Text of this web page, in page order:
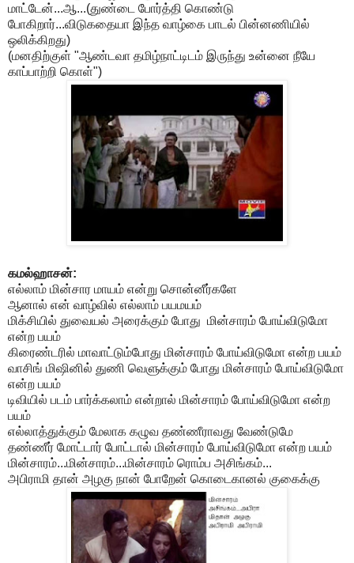
மாட்டேன்...ஆ...(துண்டை போர்த்தி கொண்டு
போகிறார்...விடுகதையா இந்த வாழ்கை பாடல் பின்னணியில்
ஒலிக்கிறது)
(மனதிற்குள் "ஆண்டவா தமிழ்நாட்டிடம் இருந்து உன்னை நீயே
காப்பாற்றி கொள்")
கமல்ஹாசன்:
எல்லாம் மின்சார மாயம் என்று சொன்னீர்களே
ஆனால் என் வாழ்வில் எல்லாம் பயமயம்
மிக்சியில் துவையல் அரைக்கும் போது மின்சாரம் போய்விடுமோ
என்ற பயம்
கிரைண்டரில் மாவாட்டும்போது மின்சாரம் போய்விடுமோ என்ற பயம்
வாசிங் மிஷினில் துணி வெளுக்கும் போது மின்சாரம் போய்விடுமோ
என்ற பயம்
டிவியில் படம் பார்க்கலாம் என்றால் மின்சாரம் போய்விடுமோ என்ற
பயம்
எல்லாத்துக்கும் மேலாக கழுவ தண்ணீராவது வேண்டுமே
தண்ணீர் மோட்டார் போட்டால் மின்சாரம் போய்விடுமோ என்ற பயம்
மின்சாரம்...மின்சாரம்...மின்சாரம் ரொம்ப அசிங்கம்...
அபிராமி தான் அழகு நான் போறேன் கொடைகானல் குகைக்கு